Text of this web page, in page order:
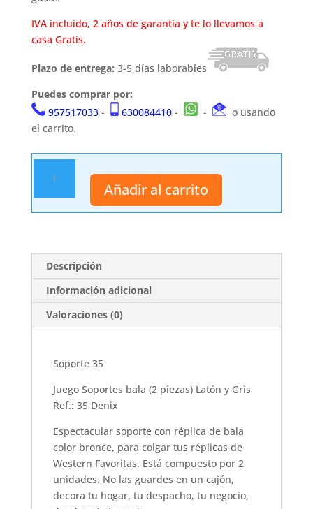
IVA incluido, 2 años de garantía y te lo llevamos a
casa Gratis.
Plazo de entrega: 3-5 días laborables
Puedes comprar por:
957517033- 630084410- -
o usando
el carrito.
cantidad
Añadir al carrito
Descripción
Información adicional
Valoraciones (0)
Soporte 35
Juego Soportes bala (2 piezas) Latón y Gris
Ref.: 35 Denix
Espectacular soporte con réplica de bala
color bronce, para colgar tus réplicas de
Western Favoritas. Está compuesto por 2
unidades. No las guardes en un cajón,
decora tu hogar, tu despacho, tu negocio,